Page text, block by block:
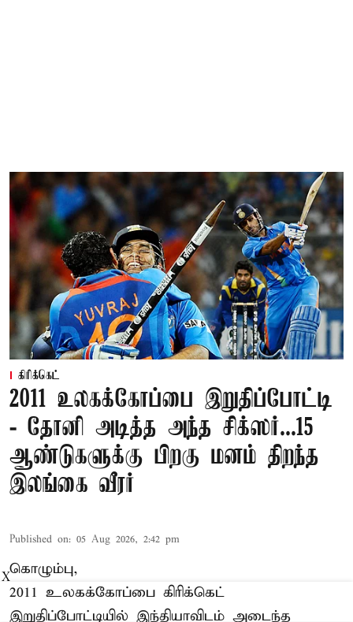
கிரிக்கெட்
2011 உலகக்கோப்பை இறுதிப்போட்டி
- தோனி அடித்த அந்த சிக்ஸர்...15
ஆண்டுகளுக்கு பிறகு மனம் திறந்த
இலங்கை வீரர்
Published on: 05 Aug 2026, 2:42 pm
கொழும்பு,
2011 உலகக்கோப்பை கிரிக்கெட்
இறுதிப்போட்டியில் இந்தியாவிடம் அடைந்த
X